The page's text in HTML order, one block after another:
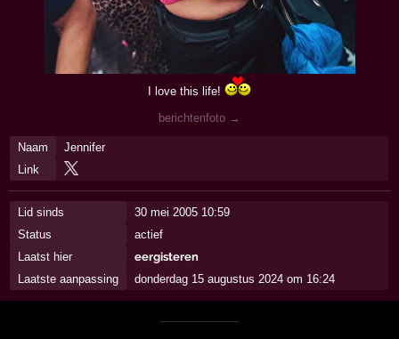
I love this life!
berichtenfoto →
Naam
Jennifer
Link
Lid sinds
30 mei 2005 10:59
Status
actief
Laatst hier
eergisteren
Laatste aanpassing
donderdag 15 augustus 2024 om 16:24